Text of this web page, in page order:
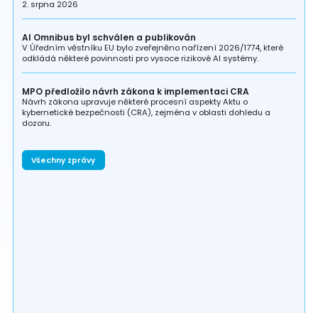
2. srpna 2026
AI Omnibus byl schválen a publikován
V Úředním věstníku EU bylo zveřejněno nařízení 2026/1774, které
odkládá některé povinnosti pro vysoce rizikové AI systémy.
MPO předložilo návrh zákona k implementaci CRA
Návrh zákona upravuje některé procesní aspekty Aktu o
kybernetické bezpečnosti (CRA), zejména v oblasti dohledu a
dozoru.
Všechny zprávy